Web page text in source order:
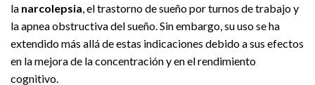
la narcolepsia, el trastorno de sueño por turnos de trabajo y
la apnea obstructiva del sueño. Sin embargo, su uso se ha
extendido más allá de estas indicaciones debido a sus efectos
en la mejora de la concentración y en el rendimiento
cognitivo.